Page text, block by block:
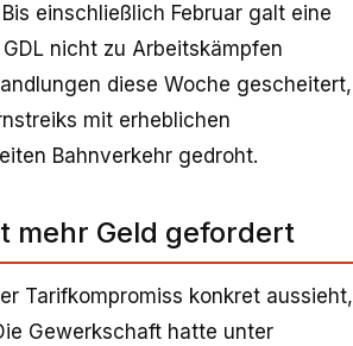
einschließlich Februar galt eine
nicht zu Arbeitskämpfen
diese Woche gescheitert,
mit erheblichen
Bahnverkehr gedroht.
mehr Geld gefordert
Tarifkompromiss konkret aussieht,
Gewerkschaft hatte unter